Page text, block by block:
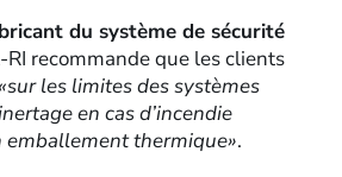
du système de sécurité
RI recommande que les clients
«sur les limites des systèmes
en cas d’incendie
emballement thermique».